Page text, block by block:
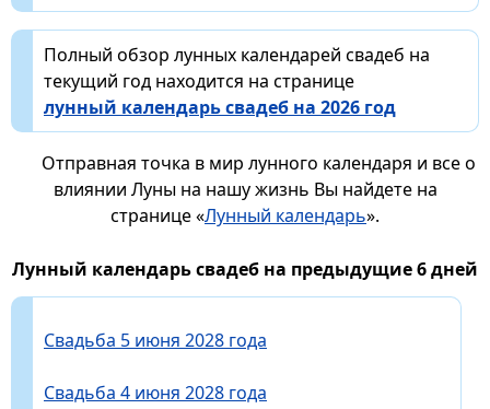
Полный обзор лунных календарей свадеб на
текущий год находится на странице
лунный календарь свадеб на 2026 год
Отправная точка в мир лунного календаря и все о
влиянии Луны на нашу жизнь Вы найдете на
странице «Лунный календарь».
Лунный календарь свадеб на предыдущие 6 дней
Свадьба 5 июня 2028 года
Свадьба 4 июня 2028 года